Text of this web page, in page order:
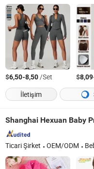
$6,50-8,50/Set $8,09
İletişim
Shanghai Hexuan Baby
Ticari Şirket OEM/ODM